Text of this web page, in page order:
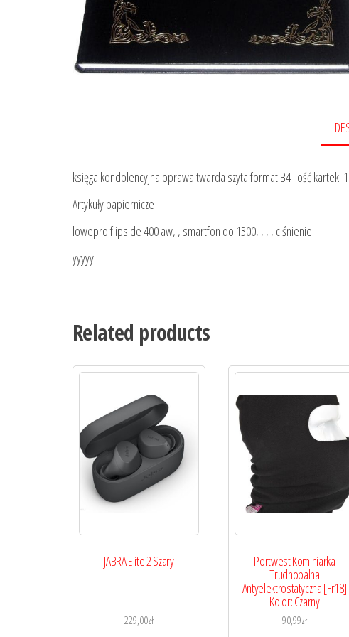
księga kondolencyjna oprawa twarda szyta format B4 ilość kartek:
Artykuły papiernicze
lowepro flipside 400 aw, , smartfon do 1300, , , , ciśnienie
yyyyy
Related products
JABRA Elite 2 Szary
229,00zł
Portwest Kominiarka
Trudnopalna
Antyelektrostatyczna [Fr18]
Kolor: Czarny
90,99zł